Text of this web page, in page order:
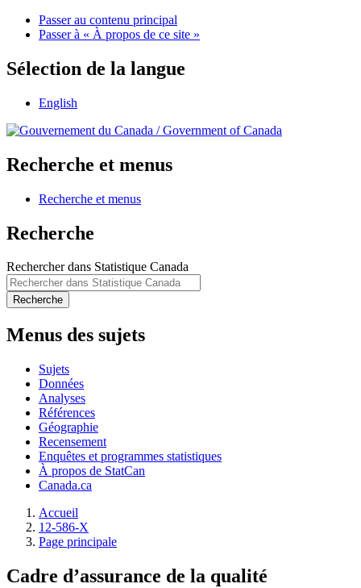
Passer au contenu principal
Passer à « À propos de ce site »
Sélection de la langue
English
/Government of Canada
Recherche et menus
Recherche et menus
Recherche
Rechercher dans Statistique Canada
Recherche
Menus des sujets
Sujets
Données
Analyses
Références
Géographie
Recensement
Enquêtes et programmes statistiques
À propos de StatCan
Canada.ca
Accueil
12-586-X
Page principale
Cadre d’assurance de la qualité